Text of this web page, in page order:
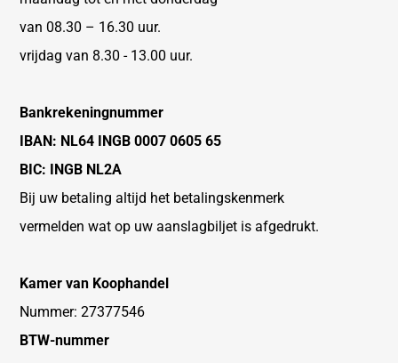
van 08.30 – 16.30 uur.
vrijdag van 8.30 - 13.00 uur.
Bankrekeningnummer
IBAN: NL64 INGB 0007 0605 65
BIC: INGB NL2A
Bij uw betaling altijd het betalingskenmerk
vermelden wat op uw aanslagbiljet is afgedrukt.
Kamer van Koophandel
Nummer: 27377546
BTW-nummer